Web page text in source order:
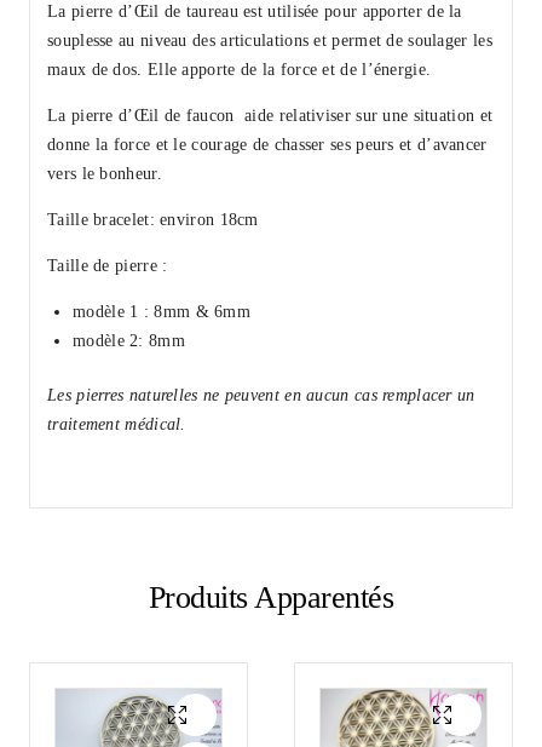
La pierre d’Œil de taureau est utilisée pour apporter de la
souplesse au niveau des articulations et permet de soulager les
maux de dos . Elle apporte de la force et de l’énergie.
La pierre d’Œil de faucon aide relativiser sur une situation et
donne la force et le courage de chasser ses peurs et d’avancer
vers le bonheur.
Taille bracelet: environ 18cm
Taille de pierre :
modèle 1 : 8mm & 6mm
modèle 2: 8mm
Les pierres naturelles ne peuvent en aucun cas remplacer un
traitement médical.
Produits Apparentés